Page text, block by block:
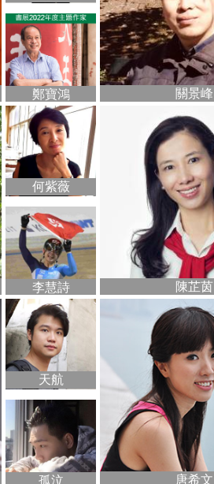
鄭寶鴻 關景峰
何紫薇
李慧詩 陳芷茵
天航
孤泣 唐希文